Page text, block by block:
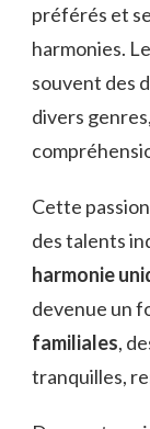
préférés et
harmonies.
souvent des
divers
Cette
des talents
harmonie
devenue un
familiales,
tranquilles,